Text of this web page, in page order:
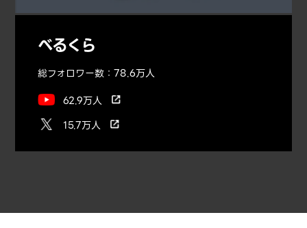
べるくら
総フォロワー数：78.6万人
62.9万人
15.7万人